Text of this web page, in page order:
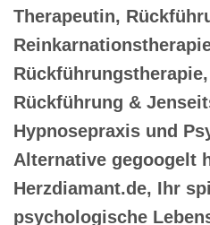
Therapeutin,
Rückführung &
Hypnosepraxis und
Alternative gegoogelt
Herzdiamant.de, Ihr
psychologische